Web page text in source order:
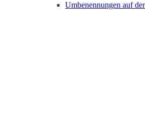
Umbenennungen auf